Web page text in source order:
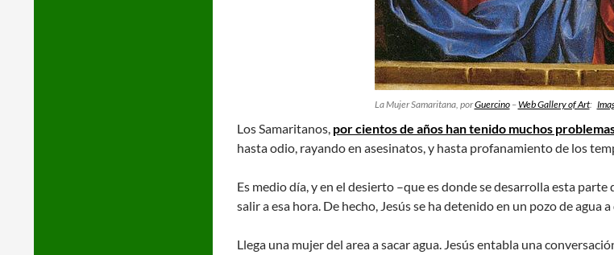
La Mujer Samaritana, porGuercino–Web Gallery of Art:
Los Samaritanos, por cientos de años han tenido muchos
hasta odio, rayando en asesinatos, y hasta profanamiento de los
Es medio día, y en el desierto –que es donde se desarrolla esta
salir a esa hora. De hecho, Jesús se ha detenido en un pozo de
Llega una mujer del area a sacar agua. Jesús entabla una